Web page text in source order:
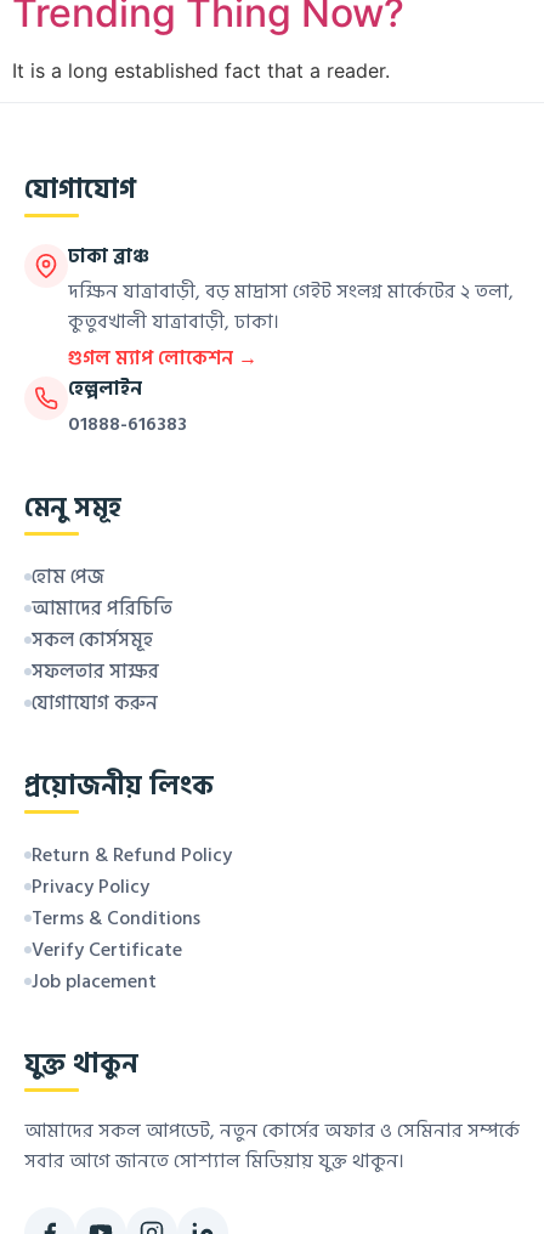
Trending Thing Now?
It is a long established fact that a reader.
যোগাযোগ
ঢাকা ব্রাঞ্চ
দক্ষিন যাত্রাবাড়ী, বড় মাদ্রাসা গেইট সংলগ্ন মার্কেটের ২ তলা,
কুতুবখালী যাত্রাবাড়ী, ঢাকা।
গুগল ম্যাপ লোকেশন →
হেল্পলাইন
01888-616383
মেনু সমূহ
হোম পেজ
আমাদের পরিচিতি
সকল কোর্সসমূহ
সফলতার সাক্ষর
যোগাযোগ করুন
প্রয়োজনীয় লিংক
Return & Refund Policy
Privacy Policy
Terms & Conditions
Verify Certificate
Job placement
যুক্ত থাকুন
আমাদের সকল আপডেট, নতুন কোর্সের অফার ও সেমিনার সম্পর্কে
সবার আগে জানতে সোশ্যাল মিডিয়ায় যুক্ত থাকুন।